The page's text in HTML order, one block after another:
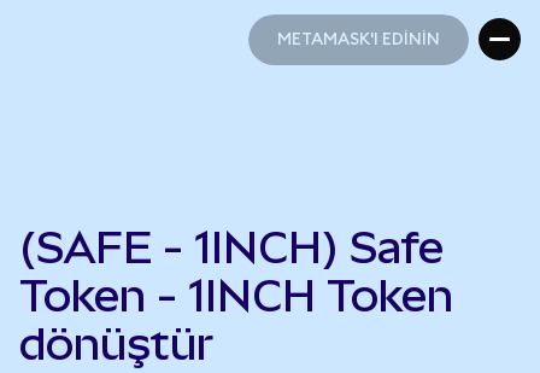
METAMASK'I EDİNİN
(SAFE - 1INCH) Safe
Token - 1INCH Token
dönüştür